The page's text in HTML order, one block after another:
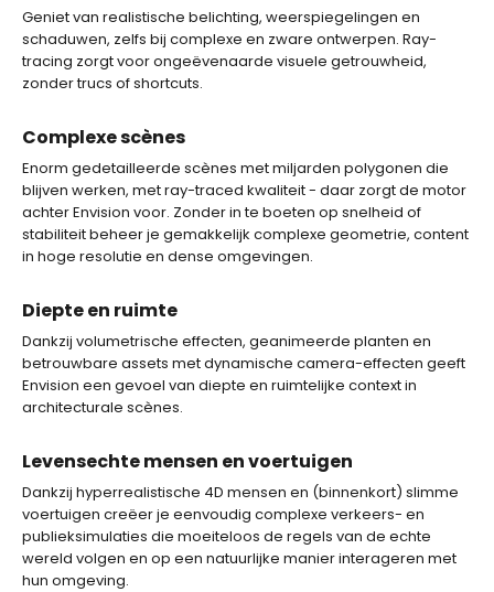
Geniet van realistische belichting, weerspiegelingen en
schaduwen, zelfs bij complexe en zware ontwerpen. Ray-
tracing zorgt voor ongeëvenaarde visuele getrouwheid,
zonder trucs of shortcuts.
Complexe scènes
Enorm gedetailleerde scènes met miljarden polygonen die
blijven werken, met ray-traced kwaliteit - daar zorgt de motor
achter Envision voor. Zonder in te boeten op snelheid of
stabiliteit beheer je gemakkelijk complexe geometrie, content
in hoge resolutie en dense omgevingen.
Diepte en ruimte
Dankzij volumetrische effecten, geanimeerde planten en
betrouwbare assets met dynamische camera-effecten geeft
Envision een gevoel van diepte en ruimtelijke context in
architecturale scènes.
Levensechte mensen en voertuigen
Dankzij hyperrealistische 4D mensen en (binnenkort) slimme
voertuigen creëer je eenvoudig complexe verkeers- en
publieksimulaties die moeiteloos de regels van de echte
wereld volgen en op een natuurlijke manier interageren met
hun omgeving.